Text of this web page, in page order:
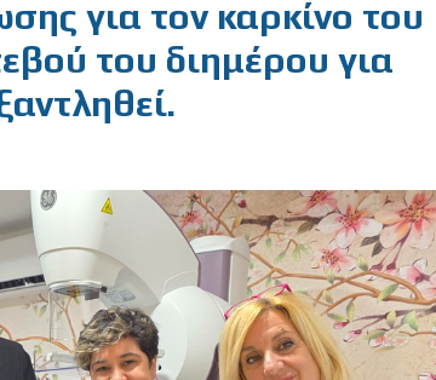
για τον καρκίνο του
του διημέρου για